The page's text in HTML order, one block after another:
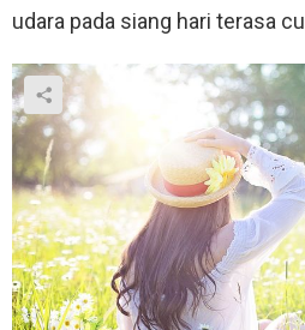
udara pada siang hari terasa